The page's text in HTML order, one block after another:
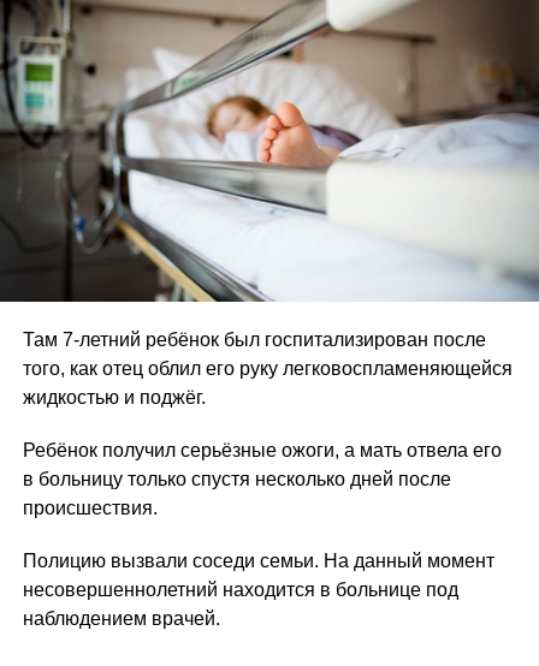
Там 7-летний ребёнок был госпитализирован после
того, как отец облил его руку легковоспламеняющейся
жидкостью и поджёг.
Ребёнок получил серьёзные ожоги, а мать отвела его
в больницу только спустя несколько дней после
происшествия.
Полицию вызвали соседи семьи. На данный момент
несовершеннолетний находится в больнице под
наблюдением врачей.